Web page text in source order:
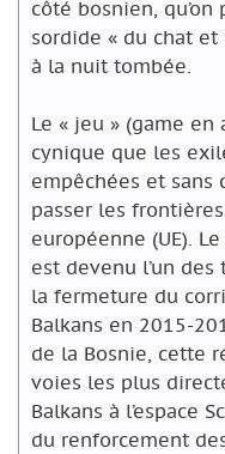
côté bosnien,
sordide « du chat et
à la nuit tombée.
Le « jeu » (game en
cynique que les
empêchées et sans
passer les
européenne (UE).
est devenu l’un
la fermeture du
Balkans en 2015-
de la Bosnie, cette
voies les plus
Balkans à l’espace
du renforcement